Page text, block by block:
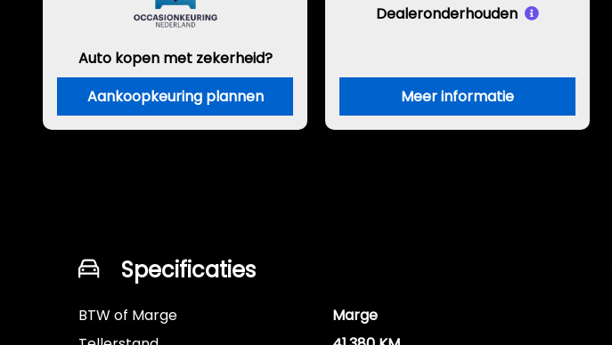
Auto kopen met zekerheid?
Aankoopkeuring plannen
Dealeronderhouden
Meer informatie
Specificaties
BTW of Marge
Marge